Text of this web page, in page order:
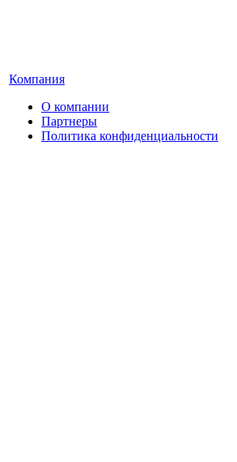
Компания
О компании
Партнеры
Политика конфиденциальности